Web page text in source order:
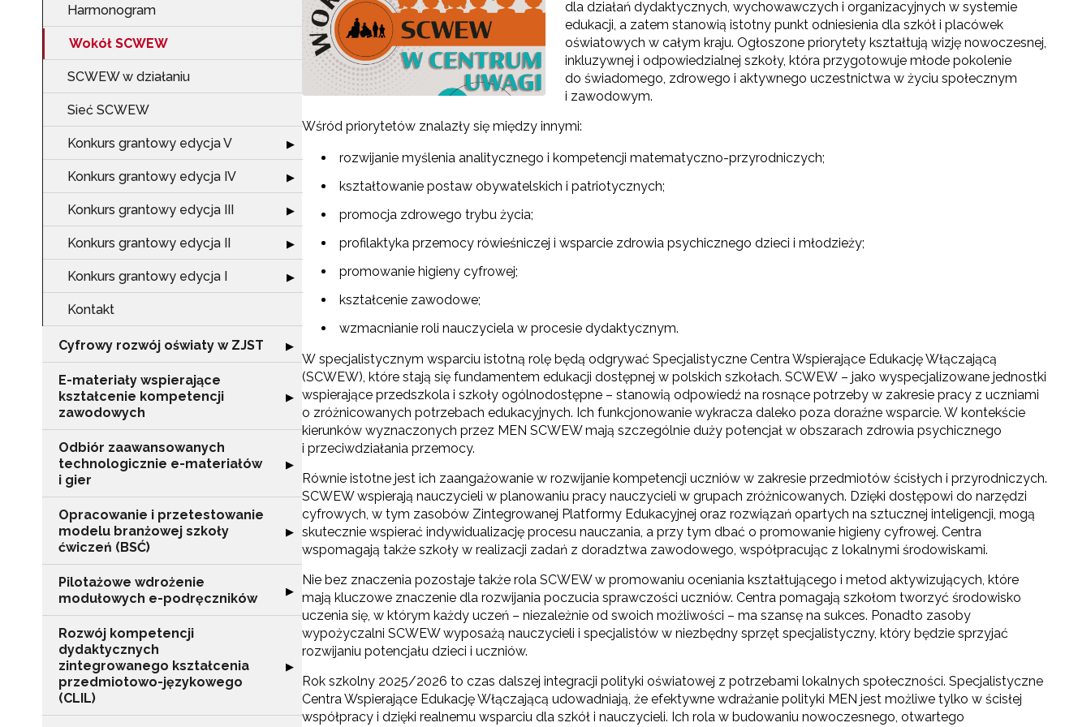
Harmonogram
Wokół SCWEW
SCWEW w działaniu
Sieć SCWEW
Konkurs grantowy edycja V Rozwiń sekcję "Konkurs grantowy edycja V"
▶
Konkurs grantowy edycja IV Rozwiń sekcję "Konkurs grantowy edycja IV"
▶
Konkurs grantowy edycja III Rozwiń sekcję "Konkurs grantowy edycja III"
▶
Konkurs grantowy edycja II Rozwiń sekcję "Konkurs grantowy edycja II"
▶
Konkurs grantowy edycja I Rozwiń sekcję "Konkurs grantowy edycja I"
▶
Kontakt
Cyfrowy rozwój oświaty w ZJST Rozwiń sekcję "Cyfrowy rozwój oświaty w ZJST"
▶
E-materiały wspierające
kształcenie kompetencji
zawodowych
Rozwiń sekcję "E-materiały wspierające kształcenie kompetencji zawodowych"
▶
Odbiór zaawansowanych
technologicznie e-materiałów
i gier
Rozwiń sekcję "Odbiór zaawansowanych technologicznie e-materiałów i gier"
▶
Opracowanie i przetestowanie
modelu branżowej szkoły
ćwiczeń (BSĆ)
Rozwiń sekcję "Opracowanie i przetestowanie modelu branżowej szkoły ćwiczeń (BSĆ)"
▶
Pilotażowe wdrożenie
modułowych e-podręczników
Rozwiń sekcję "Pilotażowe wdrożenie modułowych e-podręczników"
▶
Rozwój kompetencji
dydaktycznych
zintegrowanego kształcenia
przedmiotowo-językowego
(CLIL)
Rozwiń sekcję "Rozwój kompetencji dydaktycznych zintegrowanego kształcenia przedmiotowo-językowego (CLIL)"
▶
dla działań dydaktycznych, wychowawczych i organizacyjnych w systemie
edukacji, a zatem stanowią istotny punkt odniesienia dla szkół i placówek
oświatowych w całym kraju. Ogłoszone priorytety kształtują wizję nowoczesnej,
inkluzywnej i odpowiedzialnej szkoły, która przygotowuje młode pokolenie
do świadomego, zdrowego i aktywnego uczestnictwa w życiu społecznym
i zawodowym.
Wśród priorytetów znalazły się między innymi:
rozwijanie myślenia analitycznego i kompetencji matematyczno-przyrodniczych;
kształtowanie postaw obywatelskich i patriotycznych;
promocja zdrowego trybu życia;
profilaktyka przemocy rówieśniczej i wsparcie zdrowia psychicznego dzieci i młodzieży;
promowanie higieny cyfrowej;
kształcenie zawodowe;
wzmacnianie roli nauczyciela w procesie dydaktycznym.
W specjalistycznym wsparciu istotną rolę będą odgrywać Specjalistyczne Centra Wspierające Edukację Włączającą
(SCWEW), które stają się fundamentem edukacji dostępnej w polskich szkołach. SCWEW – jako wyspecjalizowane jednostki
wspierające przedszkola i szkoły ogólnodostępne – stanowią odpowiedź na rosnące potrzeby w zakresie pracy z uczniami
o zróżnicowanych potrzebach edukacyjnych. Ich funkcjonowanie wykracza daleko poza doraźne wsparcie. W kontekście
kierunków wyznaczonych przez MEN SCWEW mają szczególnie duży potencjał w obszarach zdrowia psychicznego
i przeciwdziałania przemocy.
Równie istotne jest ich zaangażowanie w rozwijanie kompetencji uczniów w zakresie przedmiotów ścisłych i przyrodniczych.
SCWEW wspierają nauczycieli w planowaniu pracy nauczycieli w grupach zróżnicowanych. Dzięki dostępowi do narzędzi
cyfrowych, w tym zasobów Zintegrowanej Platformy Edukacyjnej oraz rozwiązań opartych na sztucznej inteligencji, mogą
skutecznie wspierać indywidualizację procesu nauczania, a przy tym dbać o promowanie higieny cyfrowej. Centra
wspomagają także szkoły w realizacji zadań z doradztwa zawodowego, współpracując z lokalnymi środowiskami.
Nie bez znaczenia pozostaje także rola SCWEW w promowaniu oceniania kształtującego i metod aktywizujących, które
mają kluczowe znaczenie dla rozwijania poczucia sprawczości uczniów. Centra pomagają szkołom tworzyć środowisko
uczenia się, w którym każdy uczeń – niezależnie od swoich możliwości – ma szansę na sukces. Ponadto zasoby
wypożyczalni SCWEW wyposażą nauczycieli i specjalistów w niezbędny sprzęt specjalistyczny, który będzie sprzyjać
rozwijaniu potencjału dzieci i uczniów.
Rok szkolny 2025/2026 to czas dalszej integracji polityki oświatowej z potrzebami lokalnych społeczności. Specjalistyczne
Centra Wspierające Edukację Włączającą udowadniają, że efektywne wdrażanie polityki MEN jest możliwe tylko w ścisłej
współpracy i dzięki realnemu wsparciu dla szkół i nauczycieli. Ich rola w budowaniu nowoczesnego, otwartego
Newsletter ORE
Zapisz się i bądź na bieżąco z najnowszymi informacjami